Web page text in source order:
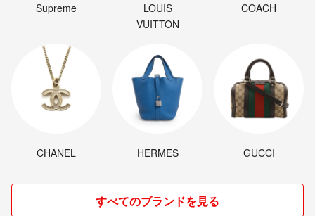
Supreme
LOUIS
VUITTON
COACH
CHANEL HERMES GUCCI
すべてのブランドを見る